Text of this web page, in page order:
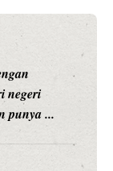
besar di dunia
Prasetyo, kini
Buka Restoran